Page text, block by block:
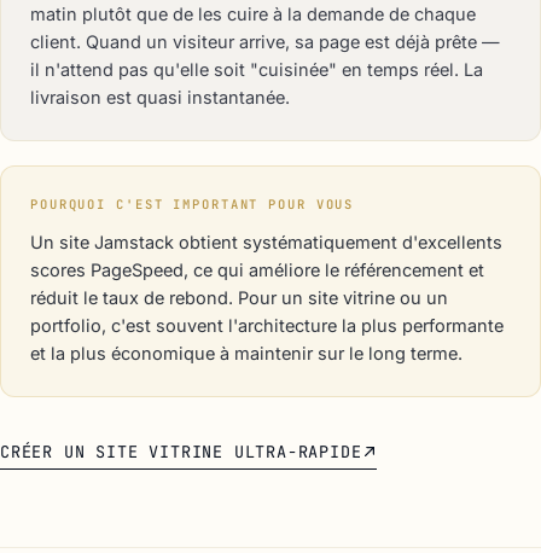
matin plutôt que de les cuire à la demande de chaque
client. Quand un visiteur arrive, sa page est déjà prête —
il n'attend pas qu'elle soit "cuisinée" en temps réel. La
livraison est quasi instantanée.
POURQUOI C'EST IMPORTANT POUR VOUS
Un site Jamstack obtient systématiquement d'excellents
scores PageSpeed, ce qui améliore le référencement et
réduit le taux de rebond. Pour un site vitrine ou un
portfolio, c'est souvent l'architecture la plus performante
et la plus économique à maintenir sur le long terme.
CRÉER UN SITE VITRINE ULTRA-RAPIDE